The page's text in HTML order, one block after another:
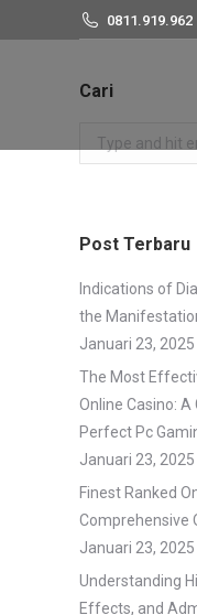
0811.919.962
Cari
Search:
Post Terbaru
Indications of
the
Januari 23, 2025
The Most
Online Casino:
Perfect Pc
Januari 23, 2025
Finest Ranked
Comprehensive
Januari 23, 2025
Understanding
Effects, and